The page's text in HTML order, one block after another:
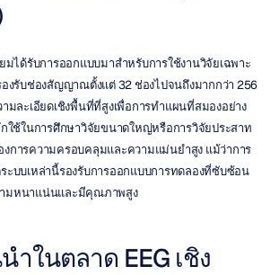
มได้รับการออกแบบมาสำหรับการใช้งานวิจัยเฉพาะ
องรับช่องสัญญาณตั้งแต่ 32 ช่องไปจนถึงมากกว่า 256
มละเอียดเชิงพื้นที่ที่สูงเพื่อการทำแผนที่สมองอย่าง
กใช้ในการศึกษาวิจัยขนาดใหญ่หรือการวิจัยประสาท
การความครอบคลุมและความแม่นยำสูง แม้ว่าการ
ะบบเหล่านี้รองรับการออกแบบการทดลองที่ซับซ้อน
มหนาแน่นและมีคุณภาพสูง
ในตลาด EEG เชิง